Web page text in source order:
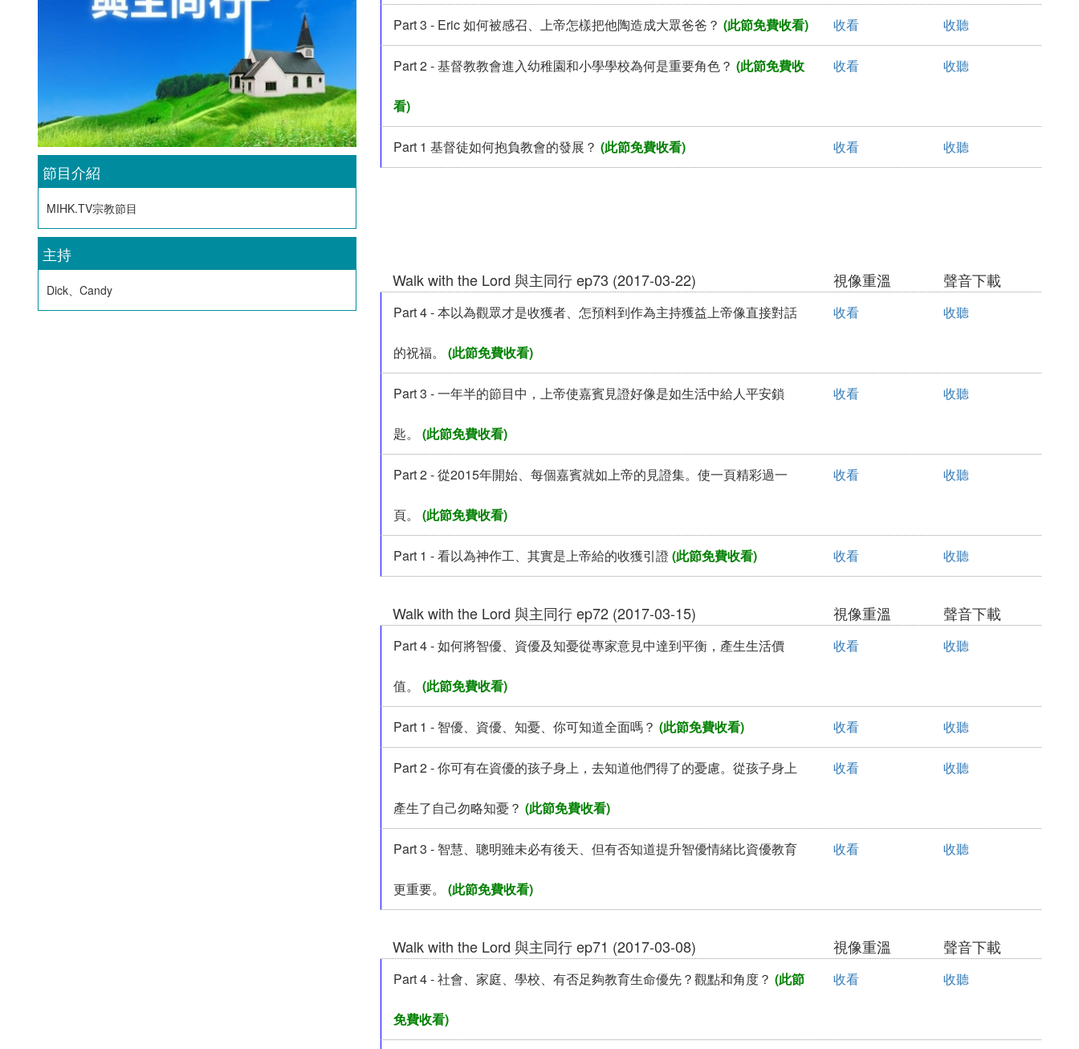
節目介紹
MIHK.TV宗教節目
主持
Dick、Candy
Part 3 - Eric 如何被感召、上帝怎樣把他陶造成大眾爸爸？ (此節免費收看) 收看 收聽
Part 2 - 基督教教會進入幼稚園和小學學校為何是重要角色？ (此節免費收
看)
收看 收聽
Part 1 基督徒如何抱負教會的發展？ (此節免費收看) 收看 收聽
Walk with the Lord 與主同行 ep73 (2017-03-22) 視像重溫 聲音下載
Part 4 - 本以為觀眾才是收獲者、怎預料到作為主持獲益上帝像直接對話
的祝福。 (此節免費收看)
收看 收聽
Part 3 - 一年半的節目中，上帝使嘉賓見證好像是如生活中給人平安鎖
匙。 (此節免費收看)
收看 收聽
Part 2 - 從2015年開始、每個嘉賓就如上帝的見證集。使一頁精彩過一
頁。 (此節免費收看)
收看 收聽
Part 1 - 看以為神作工、其實是上帝給的收獲引證 (此節免費收看) 收看 收聽
Walk with the Lord 與主同行 ep72 (2017-03-15) 視像重溫 聲音下載
Part 4 - 如何將智優、資優及知憂從專家意見中達到平衡，產生生活價
值。 (此節免費收看)
收看 收聽
Part 1 - 智優、資優、知憂、你可知道全面嗎？ (此節免費收看) 收看 收聽
Part 2 - 你可有在資優的孩子身上，去知道他們得了的憂慮。從孩子身上
產生了自己勿略知憂？ (此節免費收看)
收看 收聽
Part 3 - 智慧、聰明雖未必有後天、但有否知道提升智優情緒比資優教育
更重要。 (此節免費收看)
收看 收聽
Walk with the Lord 與主同行 ep71 (2017-03-08) 視像重溫 聲音下載
Part 4 - 社會、家庭、學校、有否足夠教育生命優先？觀點和角度？ (此節
免費收看)
收看 收聽